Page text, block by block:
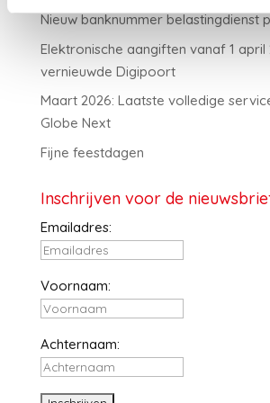
Nieuw banknummer belastingdienst
Elektronische aangiften vanaf 1 april
vernieuwde Digipoort
Maart 2026: Laatste volledige
Globe Next
Fijne feestdagen
Inschrijven voor de
Emailadres:
Voornaam:
Achternaam: